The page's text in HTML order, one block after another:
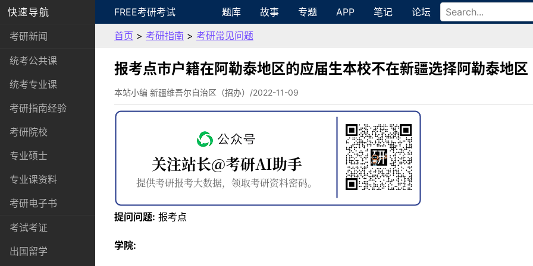
快速导航
考研新闻
统考公共课
统考专业课
考研指南经验
考研院校
专业硕士
专业课资料
考研电子书
考试考证
出国留学
FREE考研考试 题库 故事 专题 APP 笔记 论坛
首页 > 考研指南 > 考研常见问题
报考点市户籍在阿勒泰地区的应届生本校不在新疆选择阿勒泰地区
本站小编 新疆维吾尔自治区（招办）/2022-11-09
提问问题: 报考点
学院: